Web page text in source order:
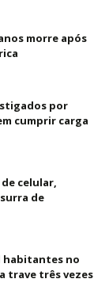
morre após
por
cumprir carga
celular,
de
habitantes no
trave três vezes